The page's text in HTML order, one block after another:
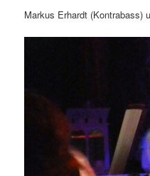
Markus Erhardt (Kontrabass)